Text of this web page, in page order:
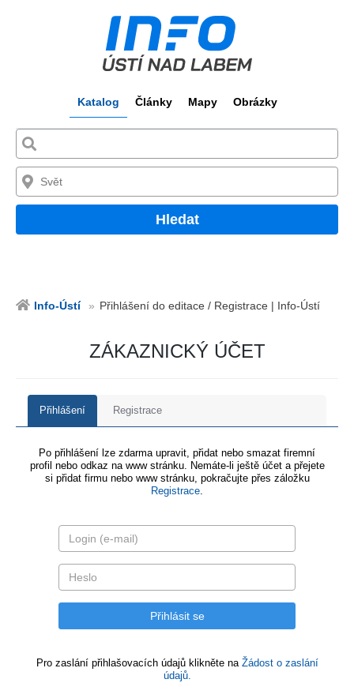
Katalog Články Mapy Obrázky
Hledat
Info-Ústí Přihlášení do editace / Registrace | Info-Ústí
ZÁKAZNICKÝ ÚČET
Přihlášení Registrace
Po přihlášení lze zdarma upravit, přidat nebo smazat firemní
profil nebo odkaz na www stránku. Nemáte-li ještě účet a přejete
si přidat firmu nebo www stránku, pokračujte přes záložku
Registrace.
Pro zaslání přihlašovacích údajů klikněte na Žádost o zaslání
údajů.